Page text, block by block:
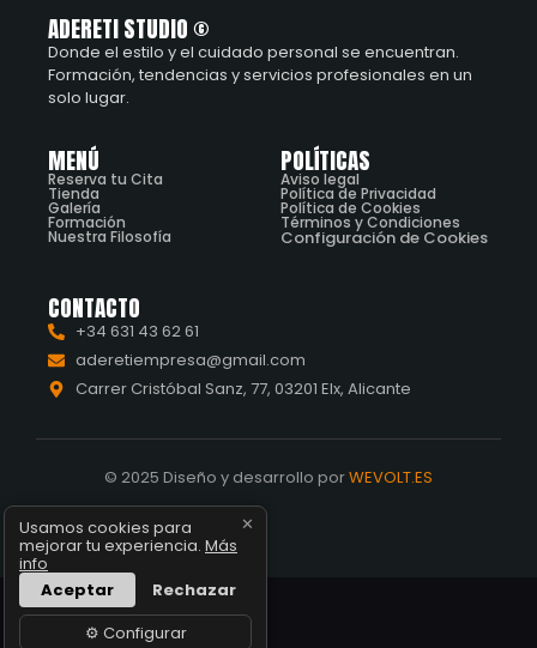
ADERETI STUDIO ©
Donde el estilo y el cuidado personal se encuentran.
Formación, tendencias y servicios profesionales en un
solo lugar.
MENÚ
Reserva tu Cita
Tienda
Galería
Formación
Nuestra Filosofía
POLÍTICAS
Aviso legal
Política de Privacidad
Política de Cookies
Términos y Condiciones
✕
Usamos cookies para
mejorar tu experiencia. Más
info
Aceptar
Rechazar
⚙️ Configurar
Configuración de Cookies
CONTACTO
+34 631 43 62 61
aderetiempresa@gmail.com
Carrer Cristóbal Sanz, 77, 03201 Elx, Alicante
© 2025 Diseño y desarrollo porWEVOLT.ES